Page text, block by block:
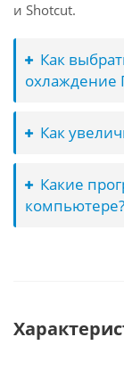
и Shotcut.
Как
охлаждение
Как
Какие
компьютере?